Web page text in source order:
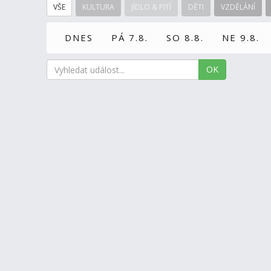
VŠE KULTURA JÍDLO & PITÍ DĚTI VZDĚLÁNÍ
DNES PÁ 7.8. SO 8.8. NE 9.8.
OK